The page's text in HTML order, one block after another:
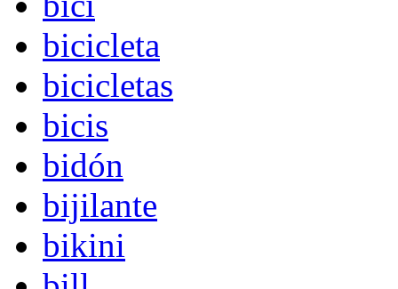
bicicleta
bicicletas
bicis
bidón
bijilante
bikini